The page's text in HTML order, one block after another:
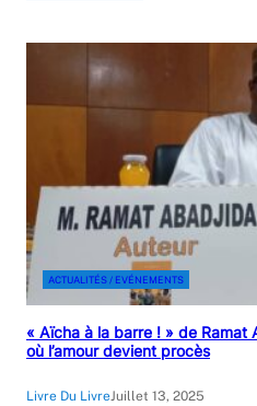
ACTUALITÉS / EVÉNEMENTS
« Aïcha à la barre ! » de Ramat
où l’amour devient procès
Livre Du LivreJuillet 13, 2025